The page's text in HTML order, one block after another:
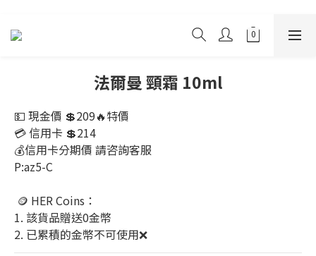
法爾曼 頸霜 10ml
💵 現金價 💲209🔥特價
💳 信用卡 💲214
💰信用卡分期價 請咨詢客服
P:az5-C
🪙 HER Coins：
1. 該貨品贈送0金幣
2. 已累積的金幣不可使用❌